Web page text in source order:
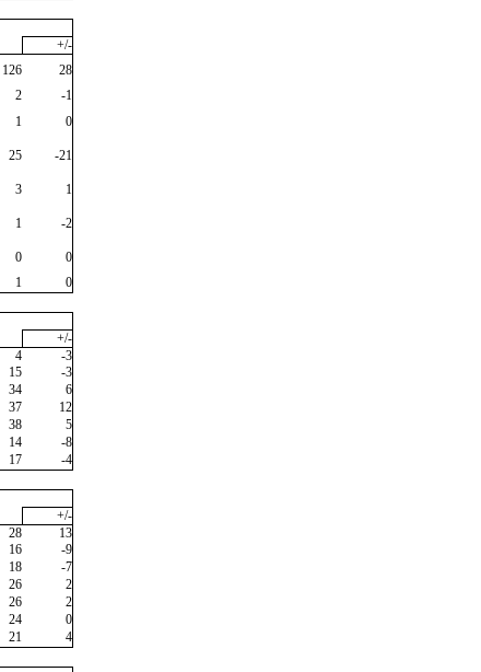
+/-
126
28
2
-1
1
0
25
-21
3
1
1
-2
0
0
1
0
+/-
4
-3
15
-3
34
6
37
12
38
5
14
-8
17
-4
+/-
28
13
16
-9
18
-7
26
2
26
2
24
0
21
4